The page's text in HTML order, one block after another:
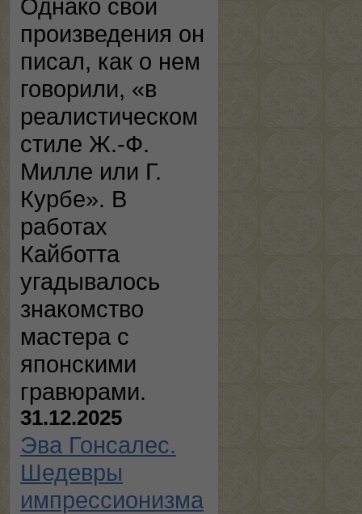
Однако свои
произведения он
писал, как о нем
говорили, «в
реалистическом
стиле Ж.-Ф.
Милле или Г.
Курбе». В
работах
Кайботта
угадывалось
знакомство
мастера с
японскими
гравюрами.
31.12.2025
Эва Гонсалес.
Шедевры
импрессионизма